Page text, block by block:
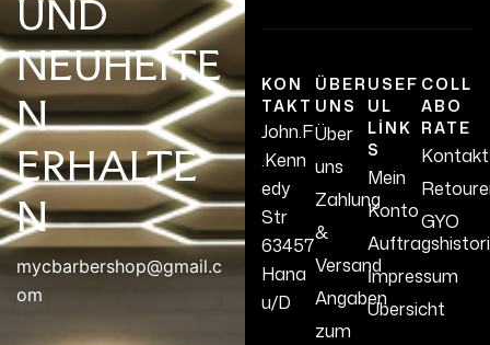
KON
TAKT
John.F
.Kenn
edy
Str
63457
Hana
u/D
ÜBER
UNS
Über
uns
Zahlung
&
Versand
Angaben
zum
USEF
UL
LINK
S
Mein
Konto
İmpressum
Übersicht
COLL
ABO
RATE
Kontakt
GYO
UND
NEUHEITE
N
ERHALTE
N
mycbarbershop@gmail.c
om